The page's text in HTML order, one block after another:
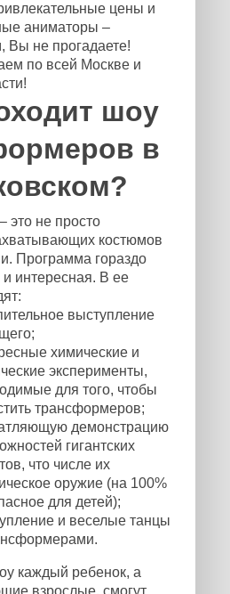
цены и
аниматоры –
Вы не прогадаете!
по всей Москве и
шоу
в
это не просто
костюмов
Программа гораздо
интересная. В ее
выступление
химические и
эксперименты,
для того, чтобы
трансформеров;
демонстрацию
гигантских
что числе их
оружие (на 100%
для детей);
и веселые танцы
каждый ребенок, а
взрослые, смогут